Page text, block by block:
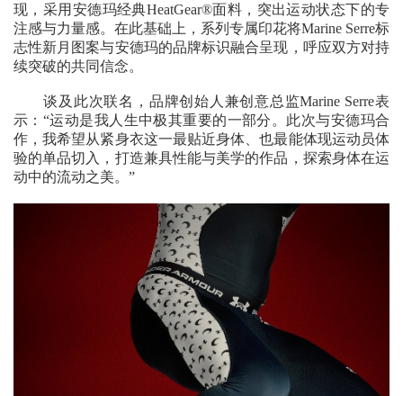
现， 采用安德玛经典HeatGear®面料， 突出运动状态下的专
注感与力量感。在此基础上，系列专属印花将Marine Serre标
志性新月图案与安德玛的品牌标识融合呈现，呼应双方对持
续突破的共同信念。
谈及此次联名，品牌创始人兼创意总监Marine Serre表
示：“运动是我人生中极其重要的一部分。此次与安德玛合
作，我希望从紧身衣这一最贴近身体、也最能体现运动员体
验的单品切入，打造兼具性能与美学的作品，探索身体在运
动中的流动之美。”